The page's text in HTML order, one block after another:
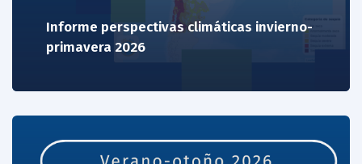
Informe perspectivas climáticas invierno-
primavera 2026